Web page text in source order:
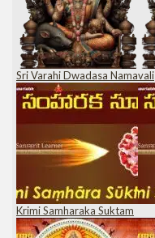
Sri Varahi Dwadasa Namavali
Krimi Samharaka Suktam